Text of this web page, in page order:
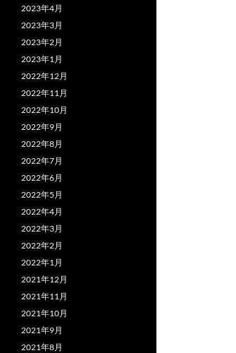
2023年4月
2023年3月
2023年2月
2023年1月
2022年12月
2022年11月
2022年10月
2022年9月
2022年8月
2022年7月
2022年6月
2022年5月
2022年4月
2022年3月
2022年2月
2022年1月
2021年12月
2021年11月
2021年10月
2021年9月
2021年8月